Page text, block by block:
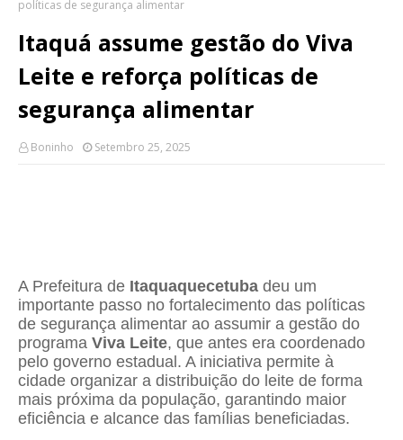
políticas de segurança alimentar
Itaquá assume gestão do Viva
Leite e reforça políticas de
segurança alimentar
Boninho Setembro 25, 2025
A Prefeitura de Itaquaquecetuba deu um
importante passo no fortalecimento das políticas
de segurança alimentar ao assumir a gestão do
programa Viva Leite, que antes era coordenado
pelo governo estadual. A iniciativa permite à
cidade organizar a distribuição do leite de forma
mais próxima da população, garantindo maior
eficiência e alcance das famílias beneficiadas.